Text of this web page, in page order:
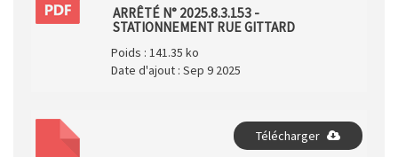
PDF
ARRÊTÉ N° 2025.8.3.153 -
STATIONNEMENT RUE GITTARD
Poids : 141.35 ko
Date d'ajout : Sep 9 2025
Télécharger